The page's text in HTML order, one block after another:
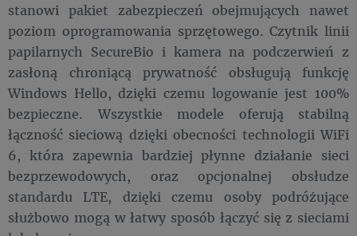
stanowi pakiet zabezpieczeń obejmujących nawet
poziom oprogramowania sprzętowego. Czytnik linii
papilarnych SecureBio i kamera na podczerwień z
zasłoną chroniącą prywatność obsługują funkcję
Windows Hello, dzięki czemu logowanie jest 100%
bezpieczne. Wszystkie modele oferują stabilną
łączność sieciową dzięki obecności technologii WiFi
6, która zapewnia bardziej płynne działanie sieci
bezprzewodowych, oraz opcjonalnej obsłudze
standardu LTE, dzięki czemu osoby podróżujące
służbowo mogą w łatwy sposób łączyć się z sieciami